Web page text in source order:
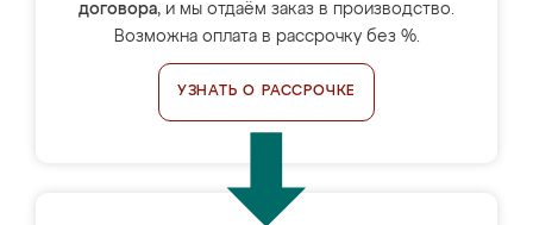
договора, и мы отдаём заказ в производство.
Возможна оплата в рассрочку без %.
УЗНАТЬ О РАССРОЧКЕ